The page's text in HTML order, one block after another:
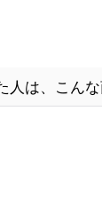
人は、こん